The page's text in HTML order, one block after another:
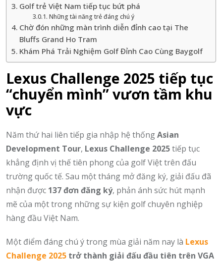
Golf trẻ Việt Nam tiếp tục bứt phá
Những tài năng trẻ đáng chú ý
Chờ đón những màn trình diễn đỉnh cao tại The
Bluffs Grand Ho Tram
Khám Phá Trải Nghiệm Golf Đỉnh Cao Cùng Baygolf
Lexus Challenge 2025 tiếp tục
“chuyển mình” vươn tầm khu
vực
Năm thứ hai liên tiếp gia nhập hệ thốngAsian
Development Tour, Lexus Challenge 2025tiếp tục
khẳng định vị thế tiên phong của golf Việt trên đấu
trường quốc tế. Sau một tháng mở đăng ký, giải đấu đã
nhận được 137 đơn đăng ký, phản ánh sức hút mạnh
mẽ của một trong những sự kiện golf chuyên nghiệp
hàng đầu Việt Nam.
Một điểm đáng chú ý trong mùa giải năm nay là Lexus
Challenge 2025 trở thành giải đấu đầu tiên trên VGA